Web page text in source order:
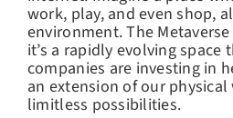
work, play, and even shop,
environment. The
it’s a rapidly evolving space
companies are investing in
an extension of our
limitless possibilities.